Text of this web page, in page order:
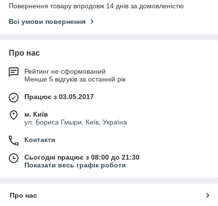
Повернення товару впродовж 14 днів за домовленістю
Всі умови повернення
Про нас
Рейтинг не сформований
Менше 5 відгуків за останній рік
Працює з 03.05.2017
м. Київ
ул. Бориса Гмыри, Київ, Україна
Контакти
Сьогодні працює з 08:00 до 21:30
Показати весь графік роботи
Про нас